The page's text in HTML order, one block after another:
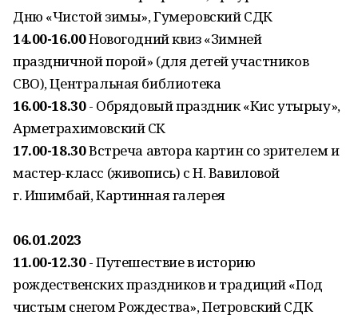
Дню «Чистой зимы», Гумеровский СДК
14.00-16.00Новогодний квиз «Зимней
праздничной порой» (для детей участников
СВО), Центральная библиотека
16.00-18.30- Обрядовый праздник «Кис утырыу»,
Арметрахимовский СК
17.00-18.30Встреча автора картин со зрителем и
мастер-класс (живопись) с Н. Вавиловой
г. Ишимбай, Картинная галерея
06.01.2023
11.00-12.30- Путешествие в историю
рождественских праздников и традиций «Под
чистым снегом Рождества», Петровский СДК